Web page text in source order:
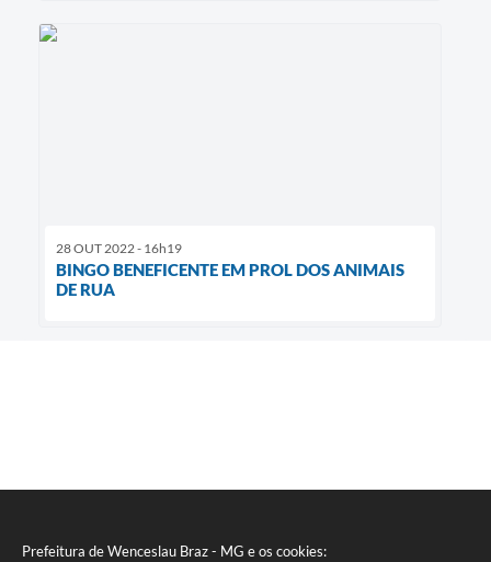
Prefeitura de Wenceslau Braz - MG e os cookies:
28 OUT 2022 - 16h19
BINGO BENEFICENTE EM PROL DOS ANIMAIS
DE RUA